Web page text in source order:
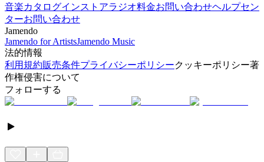
音楽カタログインストアラジオ料金お問い合わせヘルプセン
ターお問い合わせ
Jamendo
Jamendo for ArtistsJamendo Music
法的情報
利用規約販売条件プライバシーポリシークッキーポリシー著
作権侵害について
フォローする